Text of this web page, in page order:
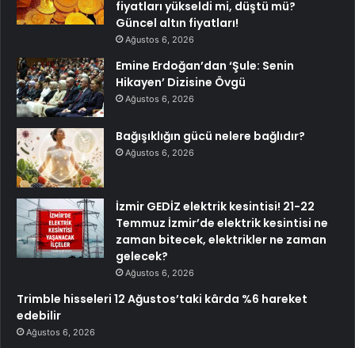
fiyatları yükseldi mi, düştü mü?
Güncel altın fiyatları!
Ağustos 6, 2026
Emine Erdoğan’dan ‘Şule: Senin
Hikayen’ Dizisine Övgü
Ağustos 6, 2026
Bağışıklığın gücü nelere bağlıdır?
Ağustos 6, 2026
İzmir GEDİZ elektrik kesintisi! 21-22
Temmuz İzmir’de elektrik kesintisi ne
zaman bitecek, elektrikler ne zaman
gelecek?
Ağustos 6, 2026
Trimble hisseleri 12 Ağustos’taki kârda %6 hareket
edebilir
Ağustos 6, 2026